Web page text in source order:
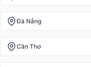
Đà Nẵng
Cần Thơ